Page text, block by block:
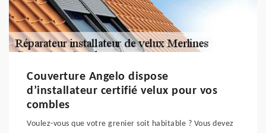
Couverture Angelo dispose
d’installateur certifié velux pour vos
combles
Voulez-vous que votre grenier soit habitable ? Vous devez